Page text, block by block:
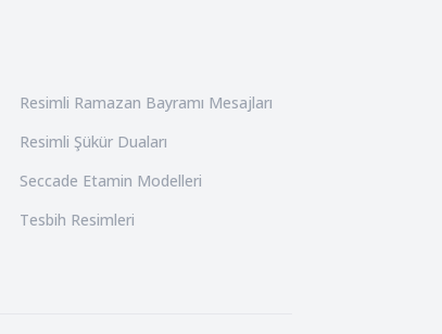
Resimli Ramazan Bayramı Mesajları
Resimli Şükür Duaları
Seccade Etamin Modelleri
Tesbih Resimleri